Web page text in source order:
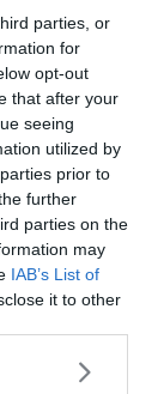
parties, or
for
opt-out
that after your
seeing
utilized by
prior to
further
parties on the
may
IAB’s List of
it to other
more Google